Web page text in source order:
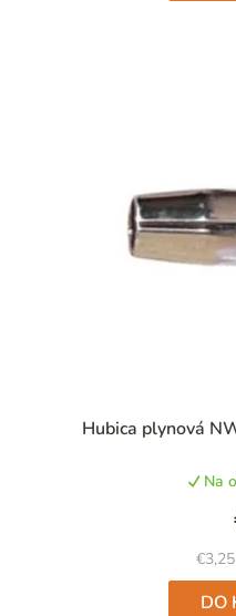
Hubica plynová
Na
DO